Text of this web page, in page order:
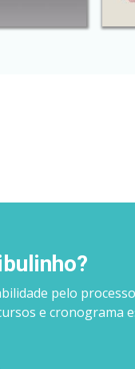
pelo
e cronograma